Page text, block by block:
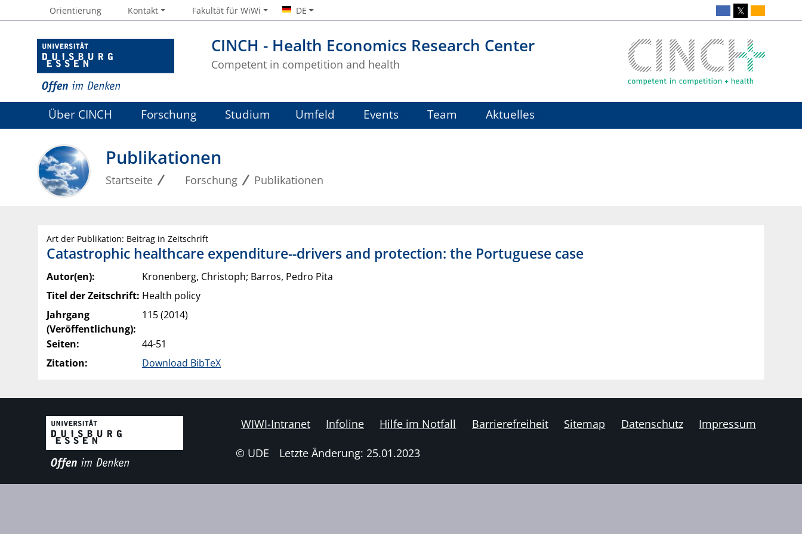
CINCH - Health Economics Research Center
Competent in competition and health
Orientierung Kontakt Fakultät für WiWi DE
Über CINCH Forschung Studium Umfeld Events Team Aktuelles
Publikationen
Startseite Forschung Publikationen
Art der Publikation: Beitrag in Zeitschrift
Catastrophic healthcare expenditure--drivers and protection: the Portuguese case
Autor(en):
Kronenberg, Christoph; Barros, Pedro Pita
Titel der Zeitschrift: Health policy
Jahrgang
(Veröffentlichung):
115 (2014)
Seiten:
44-51
Zitation:
Download BibTeX
WIWI-Intranet Infoline Hilfe im Notfall Barrierefreiheit Sitemap Datenschutz Impressum
© UDE Letzte Änderung: 25.01.2023